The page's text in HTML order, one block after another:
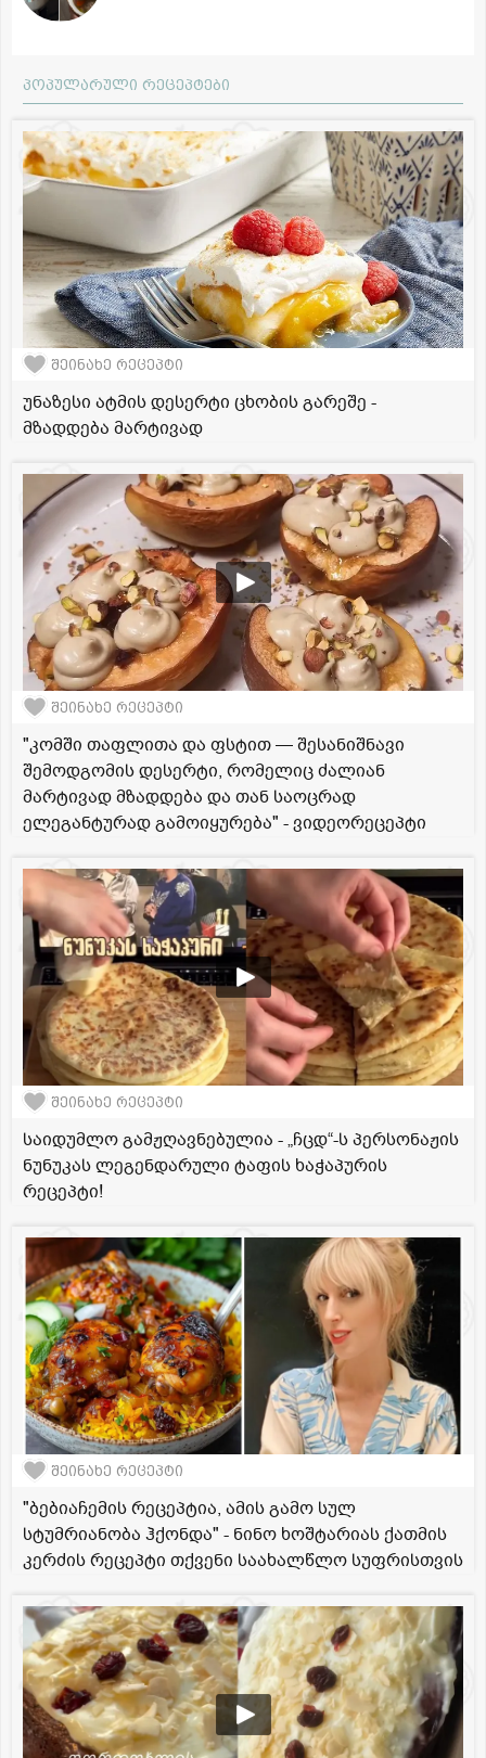
პოპულარული რეცეპტები
შეინახე რეცეპტი
უნაზესი ატმის დესერტი ცხობის გარეშე -
მზადდება მარტივად
შეინახე რეცეპტი
"კომში თაფლითა და ფსტით — შესანიშნავი
შემოდგომის დესერტი, რომელიც ძალიან
მარტივად მზადდება და თან საოცრად
ელეგანტურად გამოიყურება" - ვიდეორეცეპტი
შეინახე რეცეპტი
საიდუმლო გამჟღავნებულია - „ჩცდ“-ს პერსონაჟის
ნუნუკას ლეგენდარული ტაფის ხაჭაპურის
რეცეპტი!
შეინახე რეცეპტი
"ბებიაჩემის რეცეპტია, ამის გამო სულ
სტუმრიანობა ჰქონდა" - ნინო ხოშტარიას ქათმის
კერძის რეცეპტი თქვენი საახალწლო სუფრისთვის